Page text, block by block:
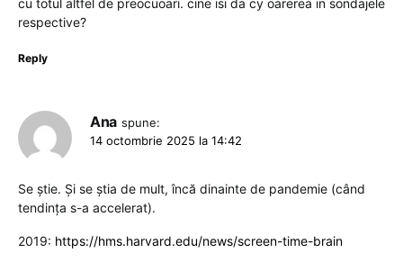
respective?
Reply
Ana spune:
14 octombrie 2025 la 14:42
Se știe. Și se știa de mult, încă dinainte de pandemie (când
tendința s-a accelerat).
2019: https://hms.harvard.edu/news/screen-time-brain